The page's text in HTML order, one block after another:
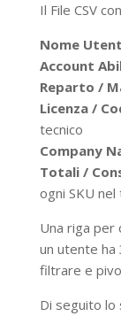
Il File CSV
Nome
Account
Reparto /
Licenza /
tecnico
Company
Totali /
ogni SKU
Una riga per
un utente ha
filtrare e
Di seguito lo